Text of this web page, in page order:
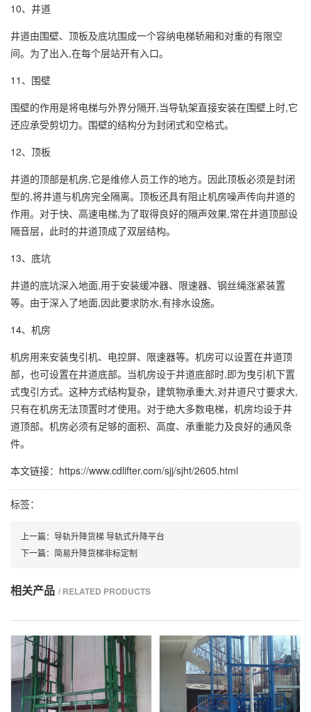
10、井道
井道由围壁、顶板及底坑围成一个容纳电梯轿厢和对重的有限空
间。为了出入,在每个层站开有入口。
11、围壁
围壁的作用是将电梯与外界分隔开,当导轨架直接安装在围壁上时,它
还应承受剪切力。围壁的结构分为封闭式和空格式。
12、顶板
井道的顶部是机房,它是维修人员工作的地方。因此顶板必须是封闭
型的,将井道与机房完全隔离。顶板还具有阻止机房噪声传向井道的
作用。对于快、高速电梯,为了取得良好的隔声效果,常在井道顶部设
隔音层，此时的井道顶成了双层结构。
13、底坑
井道的底坑深入地面,用于安装缓冲器、限速器、钢丝绳涨紧装置
等。由于深入了地面,因此要求防水,有排水设施。
14、机房
机房用来安装曳引机、电控屏、限速器等。机房可以设置在井道顶
部，也可设置在井道底部。当机房设于井道底部时,即为曳引机下置
式曳引方式。这种方式结构复杂，建筑物承重大,对井道尺寸要求大,
只有在机房无法顶置时才使用。对于绝大多数电梯，机房均设于井
道顶部。机房必须有足够的面积、高度、承重能力及良好的通风条
件。
本文链接：https://www.cdlifter.com/sjj/sjht/2605.html
标签：
上一篇： 导轨升降货梯 导轨式升降平台
下一篇： 简易升降货梯非标定制
相关产品 / RELATED PRODUCTS